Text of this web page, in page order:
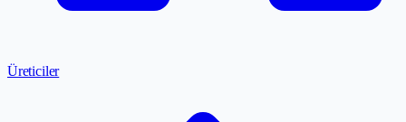
Üreticiler